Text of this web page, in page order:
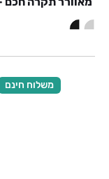
משלוח חינם